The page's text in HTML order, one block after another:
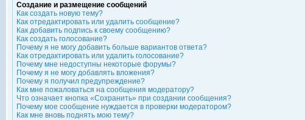
Создание и размещение сообщений
Как создать новую тему?
Как отредактировать или удалить сообщение?
Как добавить подпись к своему сообщению?
Как создать голосование?
Почему я не могу добавить больше вариантов ответа?
Как отредактировать или удалить голосование?
Почему мне недоступны некоторые форумы?
Почему я не могу добавлять вложения?
Почему я получил предупреждение?
Как мне пожаловаться на сообщения модератору?
Что означает кнопка «Сохранить» при создании сообщения?
Почему мое сообщение нуждается в проверки модератором?
Как мне вновь поднять мою тему?